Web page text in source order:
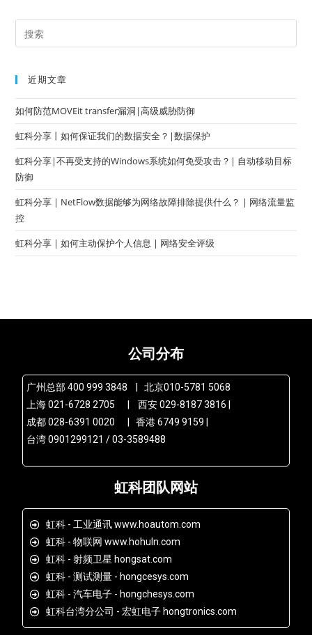
近期文章
如何防范MOVEit transfer漏洞|高级威胁防御
虹科分享丨如何保证我们的数据安全？|数据保护
虹科分享|不再受支持的Windows系统如何免受攻击？| 自动移动目标
防御
虹科分享 | NetFlow数据能够为网络故障排除提供什么？ | 网络流量监
控
虹科分享 | 如何主动保护个人信息 | 网络安全评级
公司分布
广州总部 400 999 3848 | 北京010-5781 5068
上海 021-6728 2705 | 西安 029-8187 3816 |
成都 028-6391 0020 | 香港 6749 9159 |
台湾 0901299121 / 03-3589488
虹科团队网站
虹科 - 工业通讯 www.hoautom.com
虹科 - 物联网 www.hohuln.com
虹科 - 射频卫星 hongsat.com
虹科 - 测试测量 - hongcesys.com
虹科 - 汽车电子 - hongchesys.com
虹科台湾分公司 - 宏虹电子 hongtronics.com